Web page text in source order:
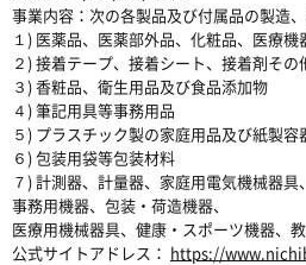
事業内容：次の各製品及び付属品の製造
１) 医薬品、医薬部外品、化粧品、医療機
２) 接着テープ、接着シート、接着剤そ
３) 香粧品、衛生用品及び食品添加物
４) 筆記用具等事務用品
５) プラスチック製の家庭用品及び紙製容
６) 包装用袋等包装材料
７) 計測器、計量器、家庭用電気機械器具
事務用機器、包装・荷造機器、
医療用機械器具、健康・スポーツ機器、
公式サイトアドレス： https://